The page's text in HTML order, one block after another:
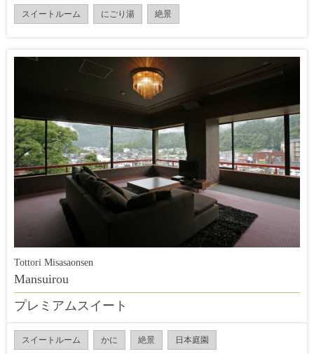
スイートルーム にごり湯 絶景
Tottori Misasaonsen
Mansuirou
プレミアムスイート
スイートルーム かに 絶景 日本庭園